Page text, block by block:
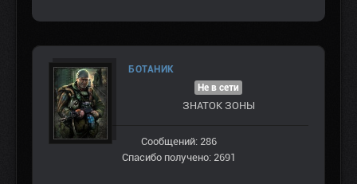
БОТАНИК
Не в сети
ЗНАТОК ЗОНЫ
Сообщений: 286
Спасибо получено: 2691